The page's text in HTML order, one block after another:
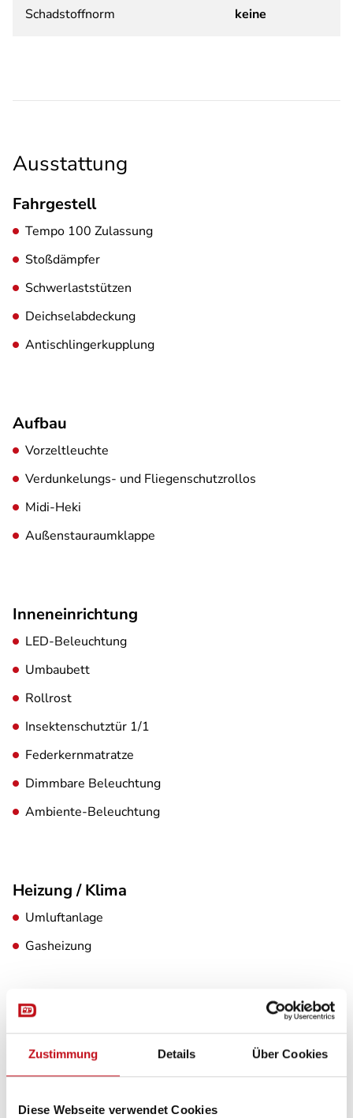
Zustimmung Details Über Cookies
Diese Webseite verwendet Cookies
Schadstoffnorm keine
Ausstattung
Fahrgestell
Tempo 100 Zulassung
Stoßdämpfer
Schwerlaststützen
Deichselabdeckung
Antischlingerkupplung
Aufbau
Vorzeltleuchte
Verdunkelungs- und Fliegenschutzrollos
Midi-Heki
Außenstauraumklappe
Inneneinrichtung
LED-Beleuchtung
Umbaubett
Rollrost
Insektenschutztür 1/1
Federkernmatratze
Dimmbare Beleuchtung
Ambiente-Beleuchtung
Heizung / Klima
Umluftanlage
Gasheizung
Küche
Kühlschrank mit Frostfach
3-Flammkocher